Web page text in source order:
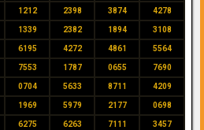
1212 2398 3874 4278
1339 2382 1894 3108
6195 4272 4861 5564
7553 1787 0655 7690
0704 5633 8711 4209
1969 5979 2177 0698
6275 6263 7111 3457